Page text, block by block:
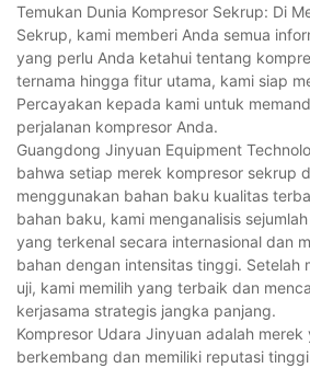
Temukan Dunia Kompresor Sekrup: Di
Sekrup, kami memberi Anda semua
yang perlu Anda ketahui tentang
ternama hingga fitur utama, kami siap
Percayakan kepada kami untuk
perjalanan kompresor Anda.
Guangdong Jinyuan Equipment
bahwa setiap merek kompresor sekrup
menggunakan bahan baku kualitas
bahan baku, kami menganalisis
yang terkenal secara internasional dan
bahan dengan intensitas tinggi. Setelah
uji, kami memilih yang terbaik dan
kerjasama strategis jangka panjang.
Kompresor Udara Jinyuan adalah merek
berkembang dan memiliki reputasi